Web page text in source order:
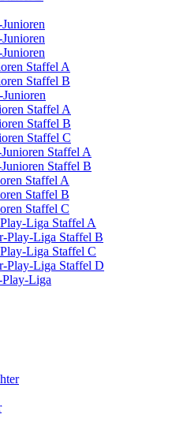
Staffel A
Staffel B
Staffel A
Staffel B
Staffel C
Staffel A
Staffel B
Staffel A
Staffel B
Staffel C
Liga Staffel A
Play-Liga Staffel B
Liga Staffel C
Play-Liga Staffel D
Liga